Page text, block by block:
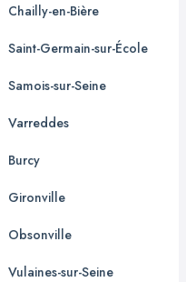
Chailly-en-Bière
Saint-Germain-sur-École
Samois-sur-Seine
Varreddes
Burcy
Gironville
Obsonville
Vulaines-sur-Seine